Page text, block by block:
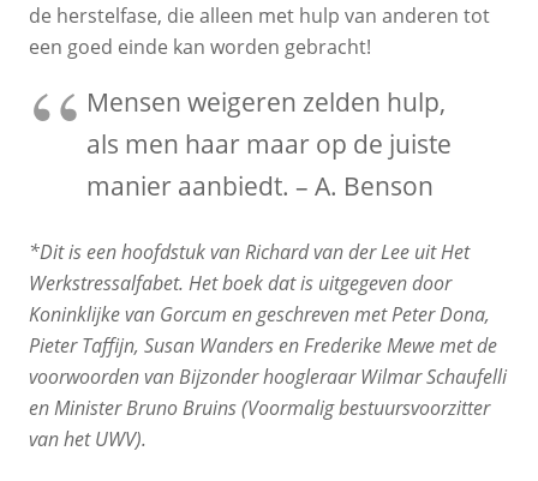
de herstelfase, die alleen met hulp van anderen tot
een goed einde kan worden gebracht!
Mensen weigeren zelden hulp,
als men haar maar op de juiste
manier aanbiedt. – A. Benson
*Dit is een hoofdstuk van Richard van der Lee uit Het
Werkstressalfabet. Het boek dat is uitgegeven door
Koninklijke van Gorcum en geschreven met Peter Dona,
Pieter Taffijn, Susan Wanders en Frederike Mewe met de
voorwoorden van Bijzonder hoogleraar Wilmar Schaufelli
en Minister Bruno Bruins (Voormalig bestuursvoorzitter
van het UWV).